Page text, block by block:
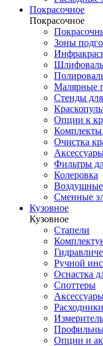
Покрасочное
Покрасочное
Зоны
Малярные
Стенды
Опции к
Очистка
Фильтры
Колеровка
Сменные
Кузовное
Кузовное
Стапели
Ручной
Оснастка
Споттеры
Опции и